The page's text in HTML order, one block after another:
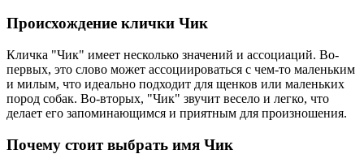
Происхождение клички Чик
Кличка "Чик" имеет несколько значений и ассоциаций. Во-
первых, это слово может ассоциироваться с чем-то маленьким
и милым, что идеально подходит для щенков или маленьких
пород собак. Во-вторых, "Чик" звучит весело и легко, что
делает его запоминающимся и приятным для произношения.
Почему стоит выбрать имя Чик